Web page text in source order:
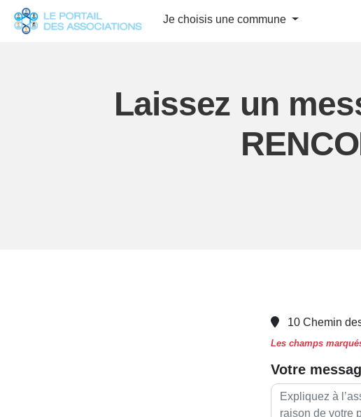
Je choisis une commune
Laissez un
10 Chemin
Les champs
Votre
Panneau de gestion des cookies